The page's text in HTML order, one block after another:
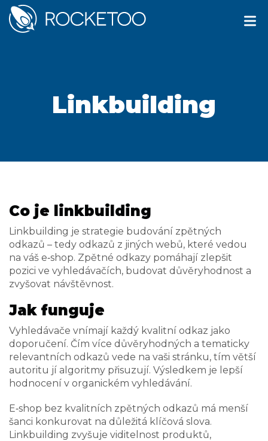
Linkbuilding
Co je linkbuilding
Linkbuilding je strategie budování zpětných
odkazů – tedy odkazů z jiných webů, které vedou
na váš e‑shop. Zpětné odkazy pomáhají zlepšit
pozici ve vyhledávačích, budovat důvěryhodnost a
zvyšovat návštěvnost.
Jak funguje
Vyhledávače vnímají každý kvalitní odkaz jako
doporučení. Čím více důvěryhodných a tematicky
relevantních odkazů vede na vaši stránku, tím větší
autoritu jí algoritmy přisuzují. Výsledkem je lepší
hodnocení v organickém vyhledávání.
E‑shop bez kvalitních zpětných odkazů má menší
šanci konkurovat na důležitá klíčová slova.
Linkbuilding zvyšuje viditelnost produktů,